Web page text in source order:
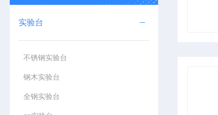
实验台
不锈钢实验台
钢木实验台
全钢实验台